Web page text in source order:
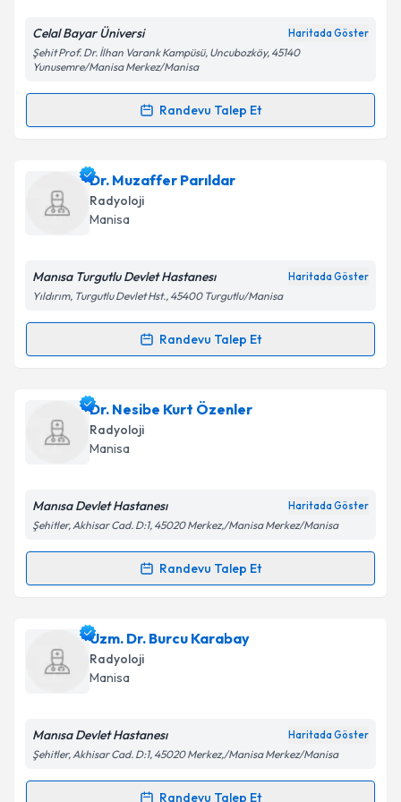
Kişisel verilerimin işlenmesine ilişkinAydınlatma
'ni okudum ve kişisel verilerimin belirtilen
kapsamda işlenmesini kabul ediyorum.
Takvim Talebini Gönder
Celal Bayar Üniversi Haritada Göster
Şehit Prof. Dr. İlhan Varank Kampüsü, Uncubozköy, 45140
Yunusemre/Manisa Merkez/Manisa
Randevu Talep Et
Randevu Takvimi Talebi
Uzm. Dr. Fatih Düzgüniçin randevu takvimi talebi
oluşturun. Size bu uzmandan randevu almanız için bir
takvim hazırlandığında e-posta ile bilgilendireceğiz.
Kişisel verilerimin işlenmesine ilişkin
Metni'ni okudum ve kişisel verilerimin belirtilen
Takvim Talebini Gönder
Dr. Muzaffer Parıldar
Radyoloji
Manisa
Manısa Turgutlu Devlet Hastanesı Haritada Göster
Yıldırım, Turgutlu Devlet Hst., 45400 Turgutlu/Manisa
Randevu Talep Et
Randevu Takvimi Talebi
Dr. Muzaffer Parıldar için randevu takvimi talebi
oluşturun. Size bu uzmandan randevu almanız için bir
takvim hazırlandığında e-posta ile bilgilendireceğiz.
Kişisel verilerimin işlenmesine ilişkin
Metni'ni okudum ve kişisel verilerimin belirtilen
Takvim Talebini Gönder
Dr. Nesibe Kurt Özenler
Radyoloji
Manisa
Manısa Devlet Hastanesı Haritada Göster
Şehitler, Akhisar Cad. D:1, 45020 Merkez,/Manisa Merkez/Manisa
Randevu Talep Et
Randevu Takvimi Talebi
Dr. Nesibe Kurt Özenleriçin randevu takvimi talebi
oluşturun. Size bu uzmandan randevu almanız için bir
takvim hazırlandığında e-posta ile bilgilendireceğiz.
Kişisel verilerimin işlenmesine ilişkin
Uzm. Dr. Burcu Karabay
Radyoloji
Manisa
Manısa Devlet Hastanesı Haritada Göster
Şehitler, Akhisar Cad. D:1, 45020 Merkez,/Manisa Merkez/Manisa
Randevu Talep Et